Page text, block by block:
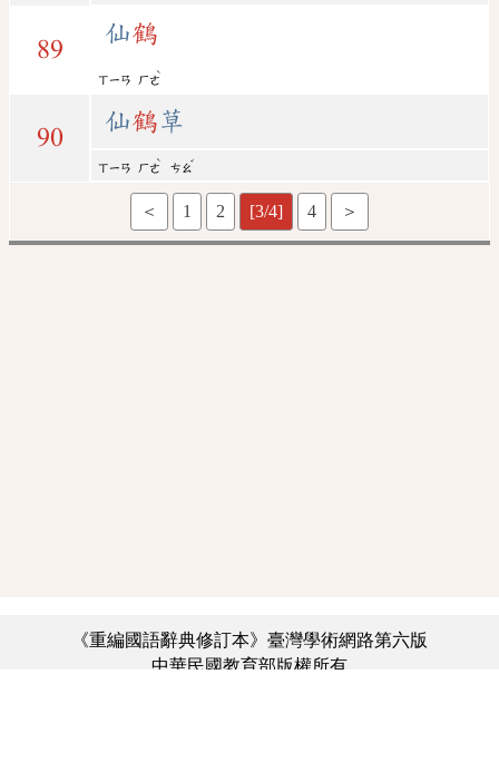
89
仙鶴
ㄒㄧㄢ ㄏㄜ
ˋ
90
仙鶴草
ㄒㄧㄢ ㄏㄜ
ˋ
ㄘㄠ
ˇ
＜ 1 2 [3/4] 4 ＞
《重編國語辭典修訂本》臺灣學術網路第六版
中華民國教育部版權所有